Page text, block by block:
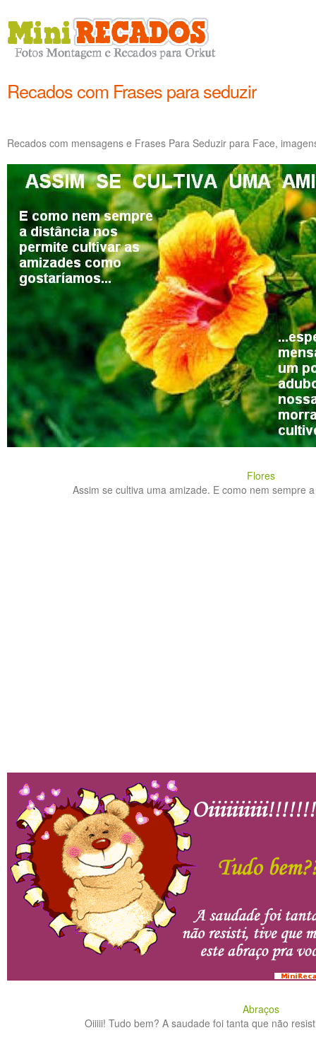
Recados com Frases para seduzir
Recados com mensagens e Frases Para Seduzir para Face,
Flores
Assim se cultiva uma amizade. E como nem sempre
Abraços
Oiiiii! Tudo bem? A saudade foi tanta que não